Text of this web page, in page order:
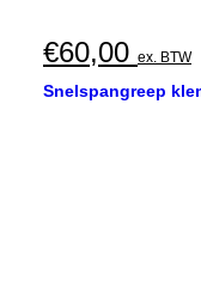
€60,00 ex. BTW
Snelspangreep